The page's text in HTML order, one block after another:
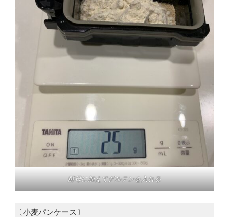
酵母に加えてグルテンを入れる
〔小麦パンケース〕